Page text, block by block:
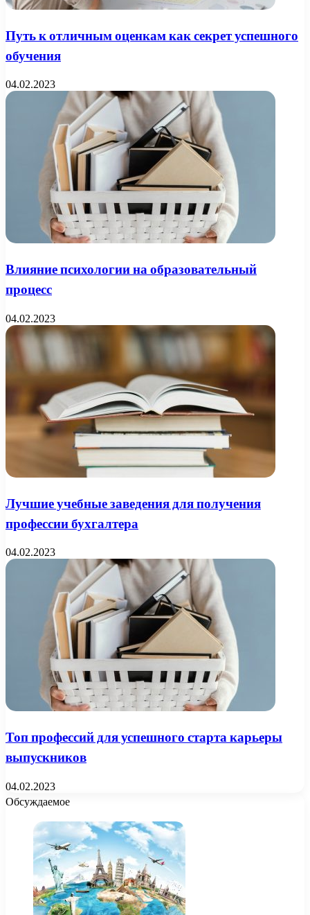
Путь к отличным оценкам как секрет успешного
обучения
04.02.2023
Влияние психологии на образовательный
процесс
04.02.2023
Лучшие учебные заведения для получения
профессии бухгалтера
04.02.2023
Топ профессий для успешного старта карьеры
выпускников
04.02.2023
Обсуждаемое